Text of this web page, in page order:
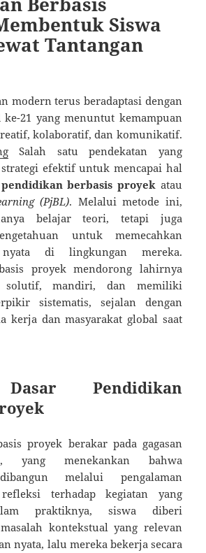
Siswa
Tantangan
modern terus beradaptasi dengan
ke-21 yang menuntut kemampuan
kolaboratif, dan komunikatif.
Salah satu pendekatan yang
efektif untuk mencapai hal
pendidikan berbasis proyekatau
(PjBL). Melalui metode ini,
belajar teori, tetapi juga
untuk memecahkan
nyata di lingkungan mereka.
proyek mendorong lahirnya
mandiri, dan memiliki
sistematis, sejalan dengan
kerja dan masyarakat global saat
Pendidikan
proyek berakar pada gagasan
yang menekankan bahwa
melalui pengalaman
terhadap kegiatan yang
praktiknya, siswa diberi
kontekstual yang relevan
nyata, lalu mereka bekerja secara